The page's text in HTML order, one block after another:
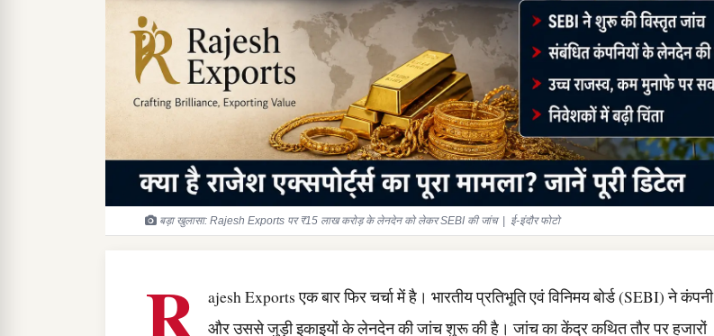
बड़ा खुलासा: Rajesh Exports पर ₹15 लाख करोड़ के लेनदेन को लेकर SEBI की जांच | ई-इंदौर फोटो
R
ajesh Exports एक बार फिर चर्चा में है। भारतीय प्रतिभूति एवं विनिमय बोर्ड (SEBI) ने कंपनी
और उससे जुड़ी इकाइयों के लेनदेन की जांच शुरू की है। जांच का केंद्र कथित तौर पर हजारों